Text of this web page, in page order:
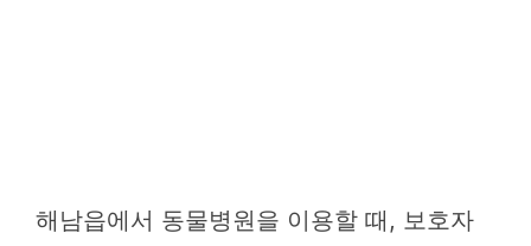
해남읍에서 동물병원을 이용할 때, 보호자